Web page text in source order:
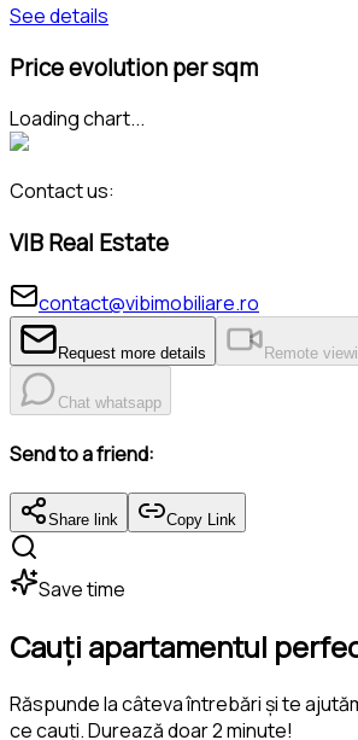
See details
Price evolution per sqm
Loading chart...
Contact us:
VIB Real Estate
contact@vibimobiliare.ro
Request more details Remote
Chat whatsapp
Send to a friend:
Share link Copy Link
Save time
Cauți apartamentul
Răspunde la câteva întrebări și te
ce cauți. Durează doar 2 minute!